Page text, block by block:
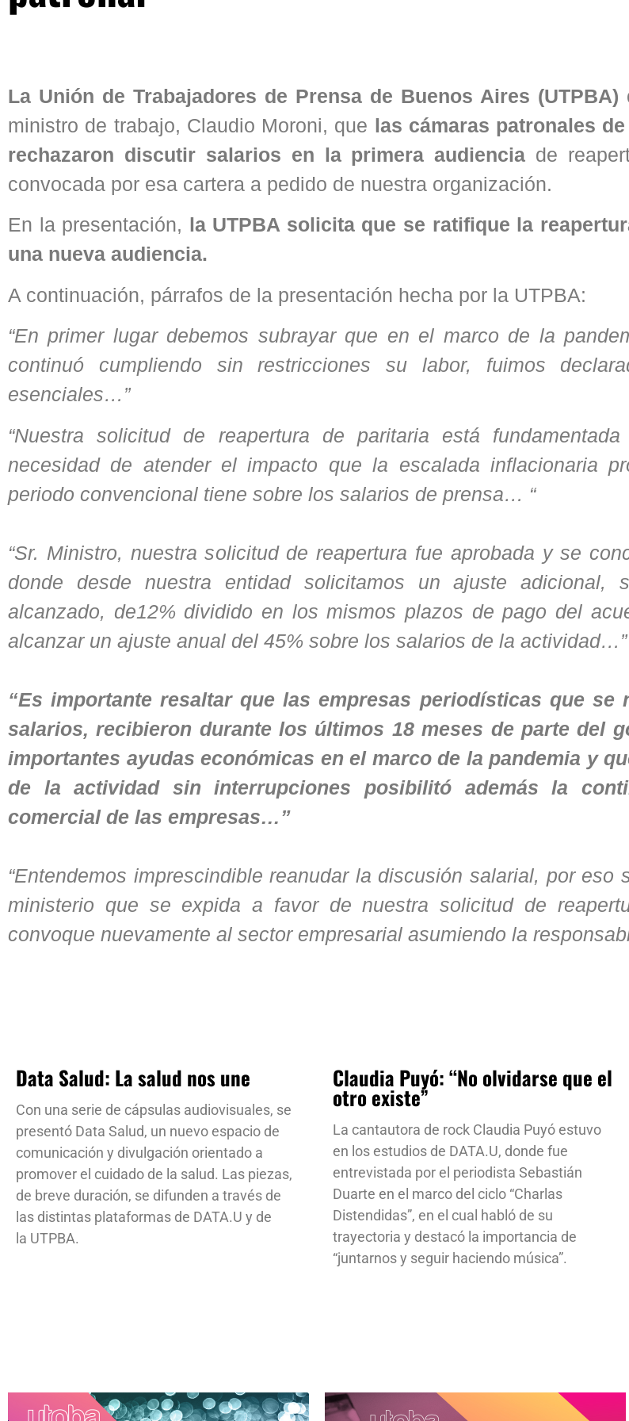
La Unión de Trabajadores de Prensa de Buenos Aires (UTPBA)
ministro de trabajo, Claudio Moroni, que las cámaras patronales
rechazaron discutir salarios en la primera audiencia de
convocada por esa cartera a pedido de nuestra organización.
En la presentación, la UTPBA solicita que se ratifique la
una nueva audiencia.
A continuación, párrafos de la presentación hecha por la UTPBA:
“En primer lugar debemos subrayar que en el marco de la
continuó cumpliendo sin restricciones su labor, fuimos
esenciales…”
“Nuestra solicitud de reapertura de paritaria está
necesidad de atender el impacto que la escalada inflacionaria
periodo convencional tiene sobre los salarios de prensa… “
“Sr. Ministro, nuestra solicitud de reapertura fue aprobada y se
donde desde nuestra entidad solicitamos un ajuste adicional,
alcanzado, de12% dividido en los mismos plazos de pago del
alcanzar un ajuste anual del 45% sobre los salarios de la actividad…”
“Es importante resaltar que las empresas periodísticas que se
salarios, recibieron durante los últimos 18 meses de parte del
importantes ayudas económicas en el marco de la pandemia y
de la actividad sin interrupciones posibilitó además la
comercial de las empresas…”
“Entendemos imprescindible reanudar la discusión salarial, por eso
ministerio que se expida a favor de nuestra solicitud de
convoque nuevamente al sector empresarial asumiendo la
Data Salud: La salud nos une
Con una serie de cápsulas audiovisuales, se
presentó Data Salud, un nuevo espacio de
comunicación y divulgación orientado a
promover el cuidado de la salud. Las piezas,
de breve duración, se difunden a través de
las distintas plataformas de DATA.U y de
la UTPBA.
Claudia Puyó: “No olvidarse que el
otro existe”
La cantautora de rock Claudia Puyó estuvo
en los estudios de DATA.U, donde fue
entrevistada por el periodista Sebastián
Duarte en el marco del ciclo “Charlas
Distendidas”, en el cual habló de su
trayectoria y destacó la importancia de
“juntarnos y seguir haciendo música”.